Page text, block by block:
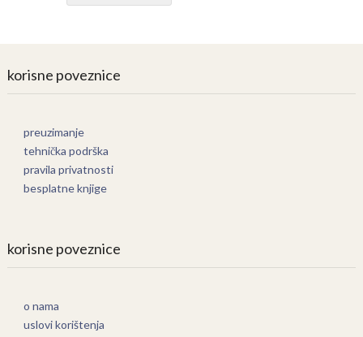
korisne poveznice
preuzimanje
tehnička podrška
pravila privatnosti
besplatne knjige
korisne poveznice
o nama
uslovi korištenja